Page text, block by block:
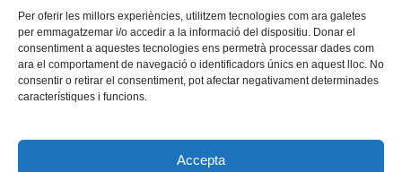
Per oferir les millors experiències, utilitzem tecnologies com ara galetes
per emmagatzemar i/o accedir a la informació del dispositiu. Donar el
consentiment a aquestes tecnologies ens permetrà processar dades com
ara el comportament de navegació o identificadors únics en aquest lloc. No
consentir o retirar el consentiment, pot afectar negativament determinades
característiques i funcions.
Accepta